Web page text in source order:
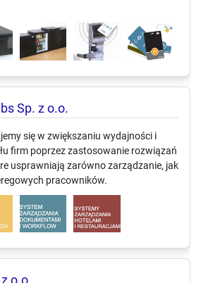
Sp. z o.o.
się w zwiększaniu wydajności i
firm poprzez zastosowanie rozwiązań
usprawniają zarówno zarządzanie, jak
pracowników.